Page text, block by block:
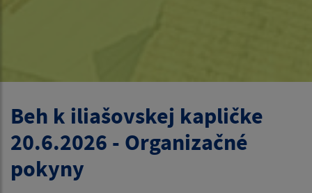
Beh k iliašovskej kapličke
20.6.2026 - Organizačné
pokyny